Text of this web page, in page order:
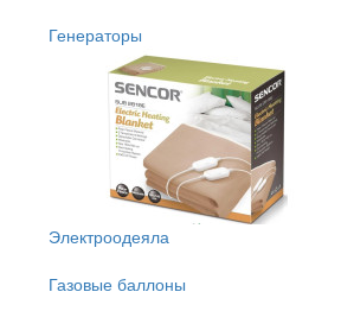
Генераторы
Электроодеяла
Газовые баллоны